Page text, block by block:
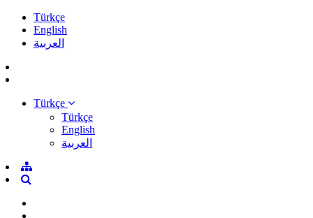
Türkçe
English
العربية
Türkçe
Türkçe
English
العربية